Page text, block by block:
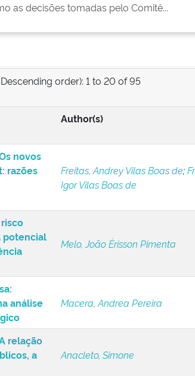
a atenção devido às várias
serviço, por estar estreitamente ligado
order): 1 to 20 of 95
novos
Freitas, Andrey Vilas Boas de
análise
relação
a